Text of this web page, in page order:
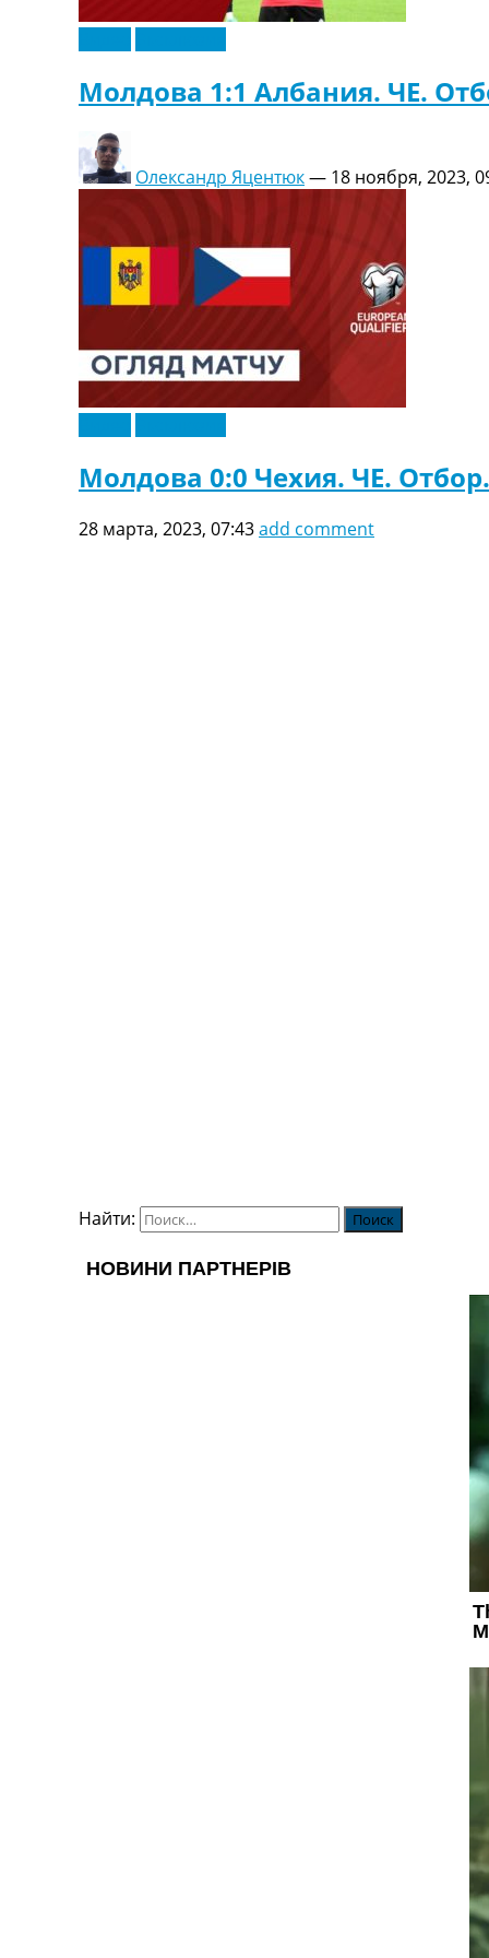
Молдова 1:1 Албания. ЧЕ.
Олександр Яцентюк— 18 ноября, 2023,
Молдова 0:0 Чехия. ЧЕ.
28 марта, 2023, 07:43add comment
Найти: